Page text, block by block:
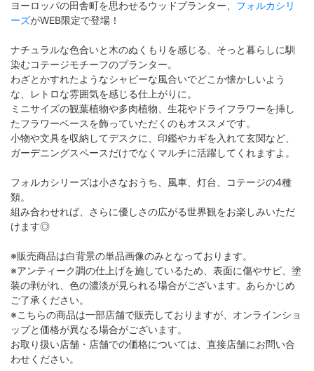
ヨーロッパの田舎町を思わせるウッドプランター、 フォルカシリ
ーズがWEB限定で登場！
ナチュラルな色合いと木のぬくもりを感じる、そっと暮らしに馴
染むコテージモチーフのプランター。
わざとかすれたようなシャビーな風合いでどこか懐かしいよう
な、レトロな雰囲気を感じる仕上がりに。
ミニサイズの観葉植物や多肉植物、生花やドライフラワーを挿し
たフラワーベースを飾っていただくのもオススメです。
小物や文具を収納してデスクに、印鑑やカギを入れて玄関など、
ガーデニングスペースだけでなくマルチに活躍してくれますよ。
フォルカシリーズは小さなおうち、風車、灯台、コテージの4種
類。
組み合わせれば、さらに優しさの広がる世界観をお楽しみいただ
けます◎
※販売商品は白背景の単品画像のみとなっております。
※アンティーク調の仕上げを施しているため、表面に傷やサビ、塗
装の剥がれ、色の濃淡が見られる場合がございます。あらかじめ
ご了承ください。
※こちらの商品は一部店舗で販売しておりますが、オンラインショ
ップと価格が異なる場合がございます。
お取り扱い店舗・店舗での価格については、直接店舗にお問い合
わせください。